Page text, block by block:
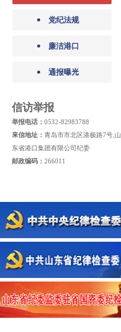
党纪法规
廉洁港口
通报曝光
信访举报
举报电话： 0532-82983788
来信地址： 青岛市市北区港极路7号,山
东省港口集团有限公司纪委
邮政编码： 266011